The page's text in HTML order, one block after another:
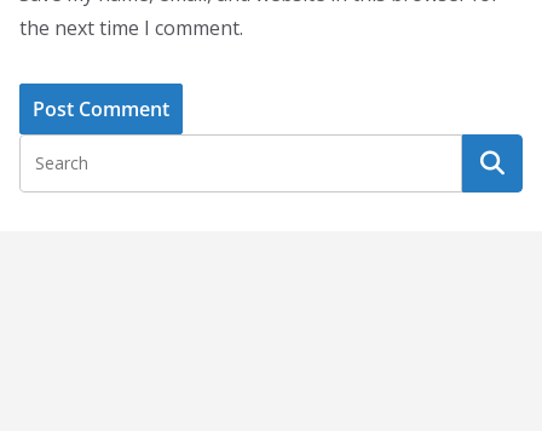
the next time I comment.